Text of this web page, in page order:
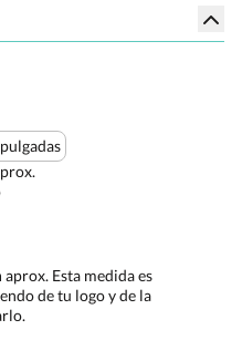
aprox. Esta medida es
de tu logo y de la